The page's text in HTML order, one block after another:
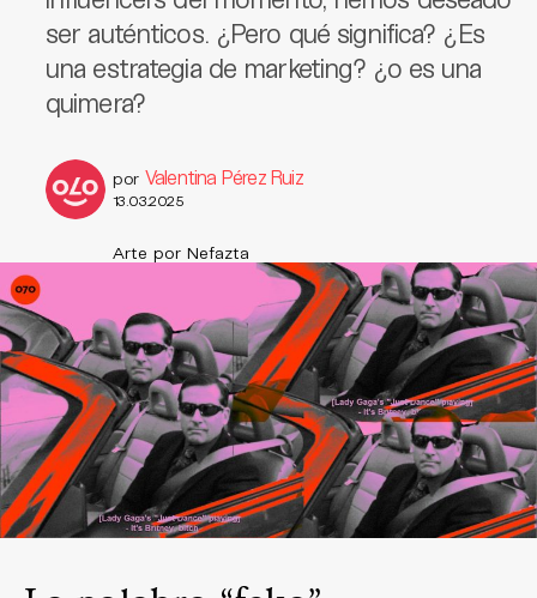
ser auténticos. ¿Pero qué significa? ¿Es
una estrategia de marketing? ¿o es una
quimera?
por Valentina Pérez Ruiz
13.03.2025
Arte por Nefazta